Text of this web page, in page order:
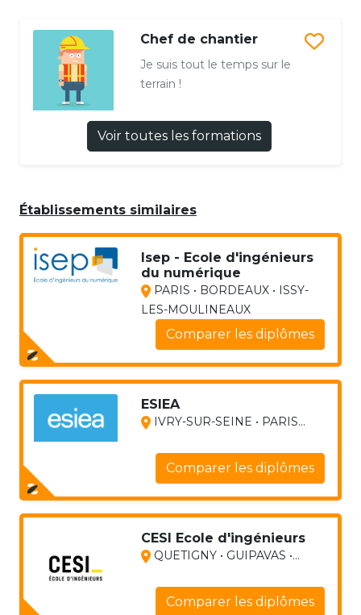
Chef de chantier
Je suis tout le temps sur le
terrain !
Voir toutes les formations
Établissements similaires
Isep - Ecole d'ingénieurs
du numérique
PARIS • BORDEAUX • ISSY-
LES-MOULINEAUX
Comparer les diplômes
ESIEA
IVRY-SUR-SEINE • PARIS...
Comparer les diplômes
CESI Ecole d'ingénieurs
QUETIGNY • GUIPAVAS •...
Comparer les diplômes